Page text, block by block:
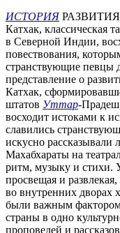
ИСТОРИЯ
Катхак, классическая
в Северной Индии,
повествования,
странствующие певцы
представление о
Катхак,
штатов Уттар-
восходит истоками к
славились
искусно рассказывали
Махабхараты на
ритм, музыку и стихи.
просвещая и
во внутренних дворах
были важным
страны в одно
проповедей и